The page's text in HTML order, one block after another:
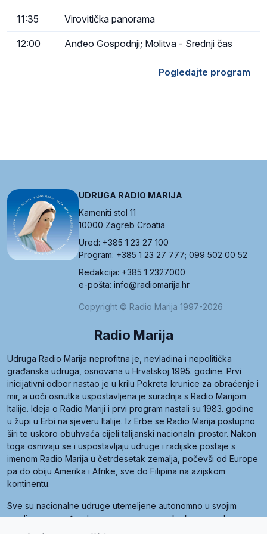
11:35 Virovitička panorama
12:00 Anđeo Gospodnji; Molitva - Srednji čas
Pogledajte program
UDRUGA RADIO MARIJA
Kameniti stol 11
10000 Zagreb Croatia
Ured: +385 1 23 27 100
Program: +385 1 23 27 777; 099 502 00 52
Redakcija: +385 1 2327000
e-pošta: info@radiomarija.hr
Copyright © Radio Marija 1997-2026
Radio Marija
Udruga Radio Marija neprofitna je, nevladina i nepolitička
građanska udruga, osnovana u Hrvatskoj 1995. godine. Prvi
inicijativni odbor nastao je u krilu Pokreta krunice za obraćenje i
mir, a uoči osnutka uspostavljena je suradnja s Radio Marijom
Italije. Ideja o Radio Mariji i prvi program nastali su 1983. godine
u župi u Erbi na sjeveru Italije. Iz Erbe se Radio Marija postupno
širi te uskoro obuhvaća cijeli talijanski nacionalni prostor. Nakon
toga osnivaju se i uspostavljaju udruge i radijske postaje s
imenom Radio Marija u četrdesetak zemalja, počevši od Europe
pa do obiju Amerika i Afrike, sve do Filipina na azijskom
kontinentu.
Sve su nacionalne udruge utemeljene autonomno u svojim
zemljama, a međusobna su povezane preko krovne udruge